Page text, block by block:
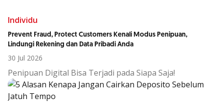
Individu
Prevent Fraud, Protect Customers Kenali Modus Penipuan,
Lindungi Rekening dan Data Pribadi Anda
30 Jul 2026
Penipuan Digital Bisa Terjadi pada Siapa Saja!